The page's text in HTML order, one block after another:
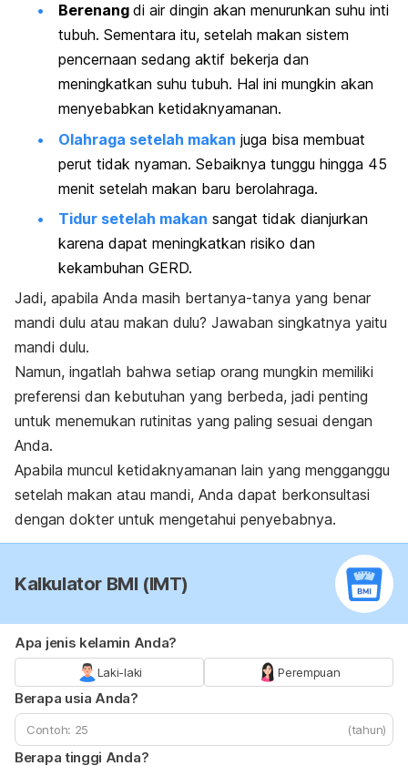
Berenang di air dingin akan menurunkan suhu inti
tubuh. Sementara itu, setelah makan sistem
pencernaan sedang aktif bekerja dan
meningkatkan suhu tubuh. Hal ini mungkin akan
menyebabkan ketidaknyamanan.
Olahraga setelah makan juga bisa membuat
perut tidak nyaman. Sebaiknya tunggu hingga 45
menit setelah makan baru berolahraga.
Tidur setelah makan sangat tidak dianjurkan
karena dapat meningkatkan risiko dan
kekambuhan GERD.
Jadi, apabila Anda masih bertanya-tanya yang benar
mandi dulu atau makan dulu? Jawaban singkatnya yaitu
mandi dulu.
Namun, ingatlah bahwa setiap orang mungkin memiliki
preferensi dan kebutuhan yang berbeda, jadi penting
untuk menemukan rutinitas yang paling sesuai dengan
Anda.
Apabila muncul ketidaknyamanan lain yang mengganggu
setelah makan atau mandi, Anda dapat berkonsultasi
dengan dokter untuk mengetahui penyebabnya.
Kalkulator BMI (IMT)
Apa jenis kelamin Anda?
Laki-laki Perempuan
Berapa usia Anda?
(tahun)
Berapa tinggi Anda?